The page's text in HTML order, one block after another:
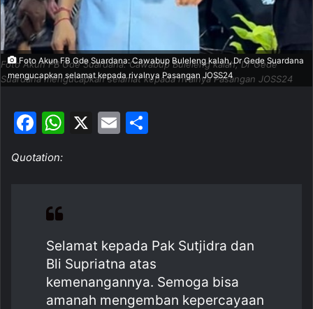
Foto Akun FB Gde Suardana: Cawabup Buleleng kalah, Dr Gede
Suardana mengucapkan selamat kepada rivalnya Pasangan JOSS24
Foto Akun FB Gde Suardana: Cawabup Buleleng kalah, Dr Gede Suardana
mengucapkan selamat kepada rivalnya Pasangan JOSS24
F
c
b
o
o
k
W
p
X
E
Quotation:
Selamat kepada Pak Sutjidra dan
Bli Supriatna atas
kemenangannya. Semoga bisa
amanah mengemban kepercayaan